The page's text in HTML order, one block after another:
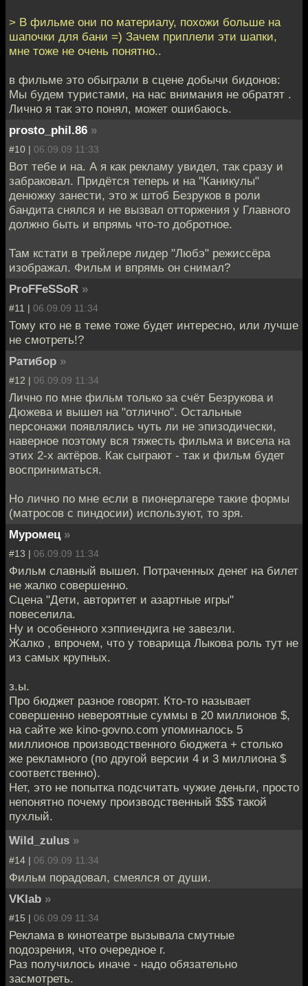
> В фильме они по материалу, похожи больше на
шапочки для бани =) Зачем приплели эти шапки,
мне тоже не очень понятно..
в фильме это обыграли в сцене добычи бидонов:
Мы будем туристами, на нас внимания не обратят .
Лично я так это понял, может ошибаюсь.
prosto_phil.86 »
#10 | 06.09.09 11:33
Вот тебе и на. А я как рекламу увидел, так сразу и
забраковал. Придётся теперь и на "Каникулы"
денюжку занести, это ж штоб Безруков в роли
бандита снялся и не вызвал отторжения у Главного
должно быть и впрямь что-то добротное.
Там кстати в трейлере лидер "Любэ" режиссёра
изображал. Фильм и впрямь он снимал?
ProFFeSSoR »
#11 | 06.09.09 11:34
Тому кто не в теме тоже будет интересно, или лучше
не смотреть!?
Ратибор »
#12 | 06.09.09 11:34
Лично по мне фильм только за счёт Безрукова и
Дюжева и вышел на "отлично". Остальные
персонажи появлялись чуть ли не эпизодически,
наверное поэтому вся тяжесть фильма и висела на
этих 2-х актёров. Как сыграют - так и фильм будет
восприниматься.
Но лично по мне если в пионерлагере такие формы
(матросов с пиндосии) используют, то зря.
Муромец »
#13 | 06.09.09 11:34
Фильм славный вышел. Потраченных денег на билет
не жалко совершенно.
Сцена "Дети, авторитет и азартные игры"
повеселила.
Ну и особенного хэппиендига не завезли.
Жалко , впрочем, что у товарища Лыкова роль тут не
из самых крупных.
з.ы.
Про бюджет разное говорят. Кто-то называет
совершенно невероятные суммы в 20 миллионов $,
на сайте же kino-govno.com упоминалось 5
миллионов производственного бюджета + столько
же рекламного (по другой версии 4 и 3 миллиона $
соответственно).
Нет, это не попытка подсчитать чужие деньги, просто
непонятно почему производственный $$$ такой
пухлый.
Wild_zulus »
#14 | 06.09.09 11:34
Фильм порадовал, смеялся от души.
VKlab »
#15 | 06.09.09 11:34
Реклама в кинотеатре вызывала смутные
подозрения, что очередное г.
Раз получилось иначе - надо обязательно
засмотреть.